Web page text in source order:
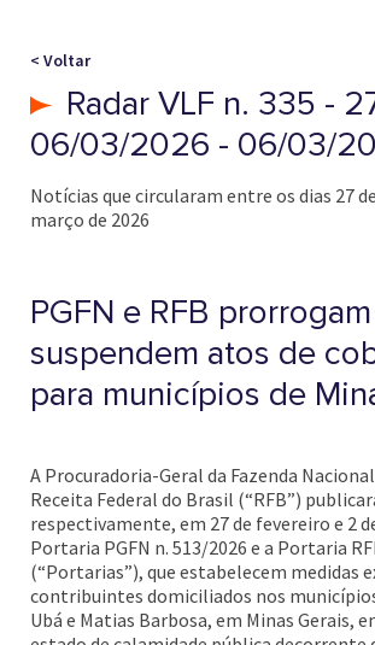
< Voltar
Radar VLF n. 335 -
06/03/2026 - 06/03/
Notícias que circularam entre os dias 27
março de 2026
PGFN e RFB
suspendem atos de
para municípios de
A Procuradoria-Geral da Fazenda Nacional
Receita Federal do Brasil (“RFB”)
respectivamente, em 27 de fevereiro e 2
Portaria PGFN n. 513/2026 e a Portaria
(“Portarias”), que estabelecem medidas
contribuintes domiciliados nos
Ubá e Matias Barbosa, em Minas Gerais,